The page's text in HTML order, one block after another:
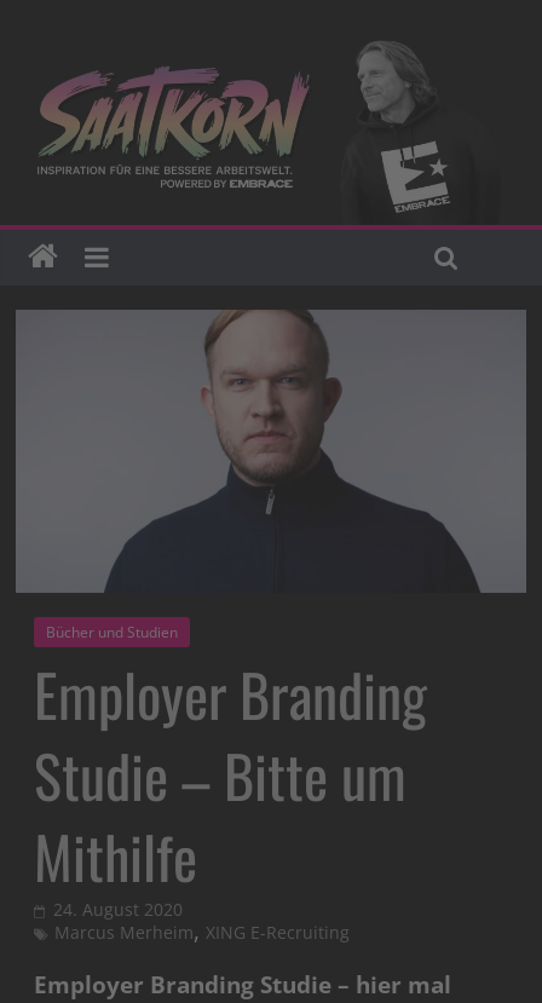
Bücher und Studien
Employer Branding
Studie – Bitte um
Mithilfe
24. August 2020
Marcus Merheim,XING E-Recruiting
Employer Branding Studie – hier mal